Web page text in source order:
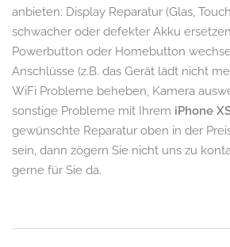
anbieten: Display Reparatur (Glas,
schwacher oder defekter Akku
Powerbutton oder Homebutton
Anschlüsse (z.B. das Gerät lädt nicht
WiFi Probleme beheben, Kamera
sonstige Probleme mit Ihrem iPhone
gewünschte Reparatur oben in der
sein, dann zögern Sie nicht uns zu
gerne für Sie da.